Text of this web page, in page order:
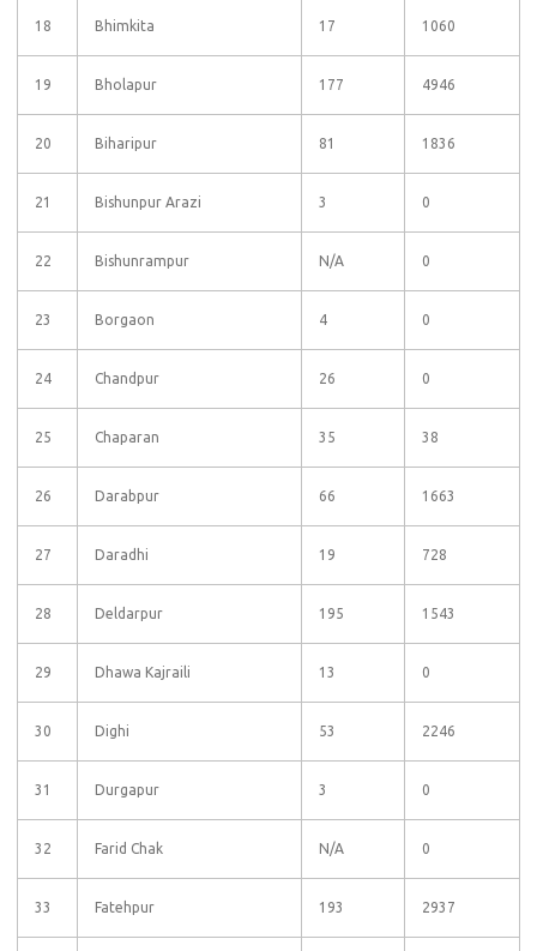
18 Bhimkita 17 1060
19 Bholapur 177 4946
20 Biharipur 81 1836
21 Bishunpur Arazi 3 0
22 Bishunrampur N/A 0
23 Borgaon 4 0
24 Chandpur 26 0
25 Chaparan 35 38
26 Darabpur 66 1663
27 Daradhi 19 728
28 Deldarpur 195 1543
29 Dhawa Kajraili 13 0
30 Dighi 53 2246
31 Durgapur 3 0
32 Farid Chak N/A 0
33 Fatehpur 193 2937